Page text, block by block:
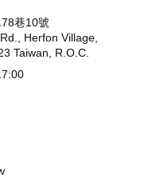
巷10號
Herfon Village,
Taiwan, R.O.C.